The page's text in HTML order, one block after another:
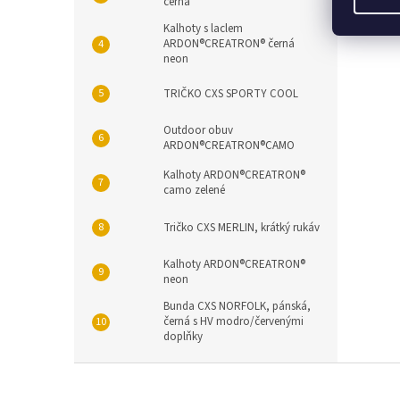
Kalhoty s laclem
ARDON®CREATRON® černá
neon
TRIČKO CXS SPORTY COOL
Outdoor obuv
ARDON®CREATRON®CAMO
Kalhoty ARDON®CREATRON®
camo zelené
Tričko CXS MERLIN, krátký rukáv
Kalhoty ARDON®CREATRON®
neon
Bunda CXS NORFOLK, pánská,
černá s HV modro/červenými
doplňky